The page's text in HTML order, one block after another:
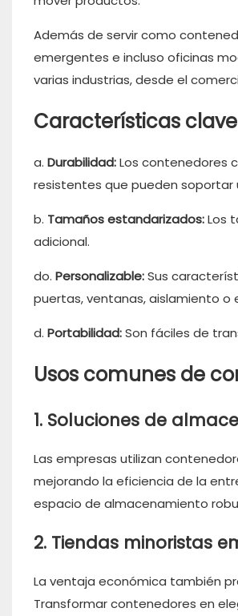
Además de servir como
emergentes e incluso oficinas
varias industrias, desde el
Características
a. Durabilidad:Los contenedores
resistentes que pueden soportar
b. Tamaños estandarizados:Los
adicional.
do. Personalizable:Sus
puertas, ventanas, aislamiento
d. Portabilidad:Son fáciles de
Usos comunes de
1. Soluciones de
Las empresas utilizan
mejorando la eficiencia de la
espacio de almacenamiento
2. Tiendas minoristas
La ventaja económica también
Transformar contenedores en